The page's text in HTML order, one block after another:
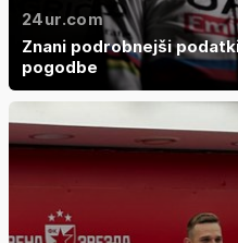
24ur.com
Znani podrobnejši
pogodbe